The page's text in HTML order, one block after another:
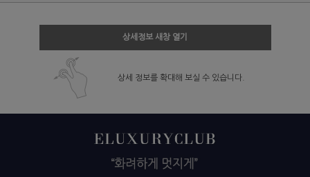
상세정보 새창 열기
상세 정보를 확대해 보실 수 있습니다.